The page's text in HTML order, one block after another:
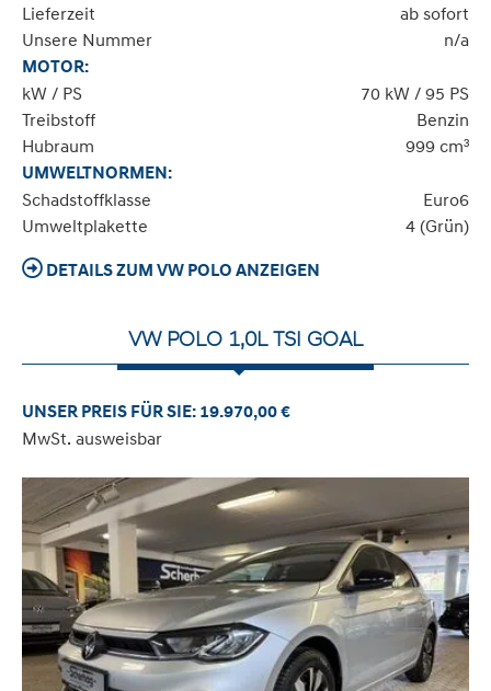
Lieferzeit
ab sofort
Unsere Nummer
n/a
MOTOR:
kW / PS
70 kW / 95 PS
Treibstoff
Benzin
Hubraum
999 cm³
UMWELTNORMEN:
Schadstoffklasse
Euro6
Umweltplakette
4 (Grün)
DETAILS ZUM VW POLO ANZEIGEN
VW POLO 1,0L TSI GOAL
UNSER PREIS FÜR SIE: 19.970,00 €
MwSt. ausweisbar